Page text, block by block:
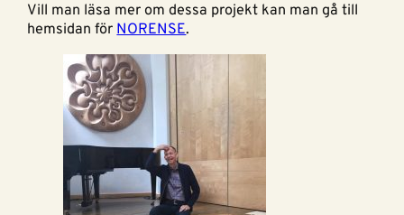
Vill man läsa mer om dessa projekt kan man gå till
hemsidan för NORENSE.